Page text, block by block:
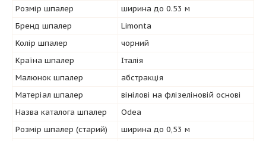
Розмір шпалер
ширина до 0.53 м
Бренд шпалер
Limonta
Колір шпалер
чорний
Країна шпалер
Італія
Малюнок шпалер
абстракція
Матеріал шпалер
вінілові на флізеліновій основі
Назва каталога шпалер
Odea
Розмір шпалер (старий)
ширина до 0,53 м